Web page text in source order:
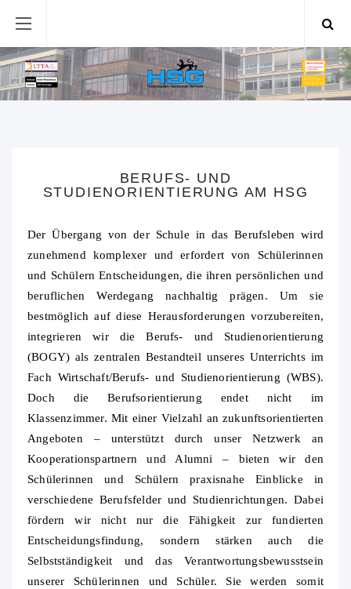
BERUFS- UND
STUDIENORIENTIERUNG AM HSG
Der Übergang von der Schule in das Berufsleben wird
zunehmend komplexer und erfordert von Schülerinnen
und Schülern Entscheidungen, die ihren persönlichen und
beruflichen Werdegang nachhaltig prägen. Um sie
bestmöglich auf diese Herausforderungen vorzubereiten,
integrieren wir die Berufs- und Studienorientierung
(BOGY) als zentralen Bestandteil unseres Unterrichts im
Fach Wirtschaft/Berufs- und Studienorientierung (WBS).
Doch die Berufsorientierung endet nicht im
Klassenzimmer. Mit einer Vielzahl an zukunftsorientierten
Angeboten – unterstützt durch unser Netzwerk an
Kooperationspartnern und Alumni – bieten wir den
Schülerinnen und Schülern praxisnahe Einblicke in
verschiedene Berufsfelder und Studienrichtungen. Dabei
fördern wir nicht nur die Fähigkeit zur fundierten
Entscheidungsfindung, sondern stärken auch die
Selbstständigkeit und das Verantwortungsbewusstsein
unserer Schülerinnen und Schüler. Sie werden somit